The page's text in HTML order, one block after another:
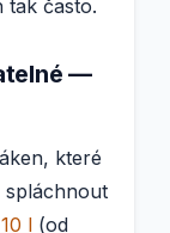
tak často.
—
které
spláchnout
l (od